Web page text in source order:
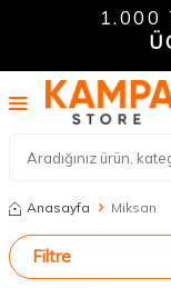
1.000
Anasayfa Miksan
Filtre